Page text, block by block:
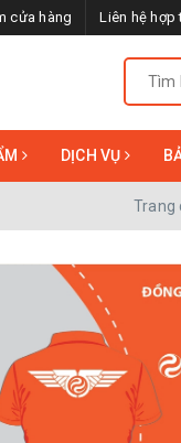
cửa hàng Liên hệ hợp
DỊCH VỤ
Trang